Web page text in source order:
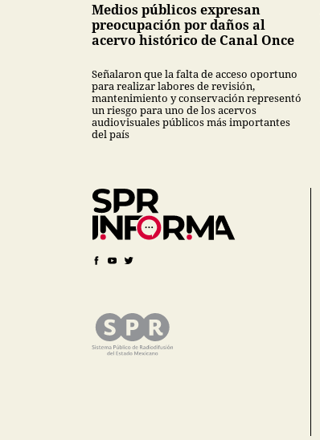
Medios públicos expresan
preocupación por daños al
acervo histórico de Canal Once
Señalaron que la falta de acceso oportuno
para realizar labores de revisión,
mantenimiento y conservación representó
un riesgo para uno de los acervos
audiovisuales públicos más importantes
del país